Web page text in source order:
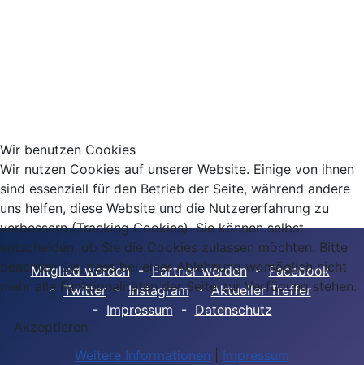
Mitglied werden-Partner werden-Facebook
-Twitter-Instagram-Aktueller Treffer
- Impressum - Datenschutz
Wir benutzen Cookies
Wir nutzen Cookies auf unserer Website. Einige von ihnen
sind essenziell für den Betrieb der Seite, während andere
uns helfen, diese Website und die Nutzererfahrung zu
verbessern (Tracking Cookies). Sie können selbst
entscheiden, ob Sie die Cookies zulassen möchten. Bitte
beachten Sie, dass bei einer Ablehnung womöglich nicht
mehr alle Funktionalitäten der Seite zur Verfügung stehen.
Akzeptieren
Weitere Informationen
Impressum